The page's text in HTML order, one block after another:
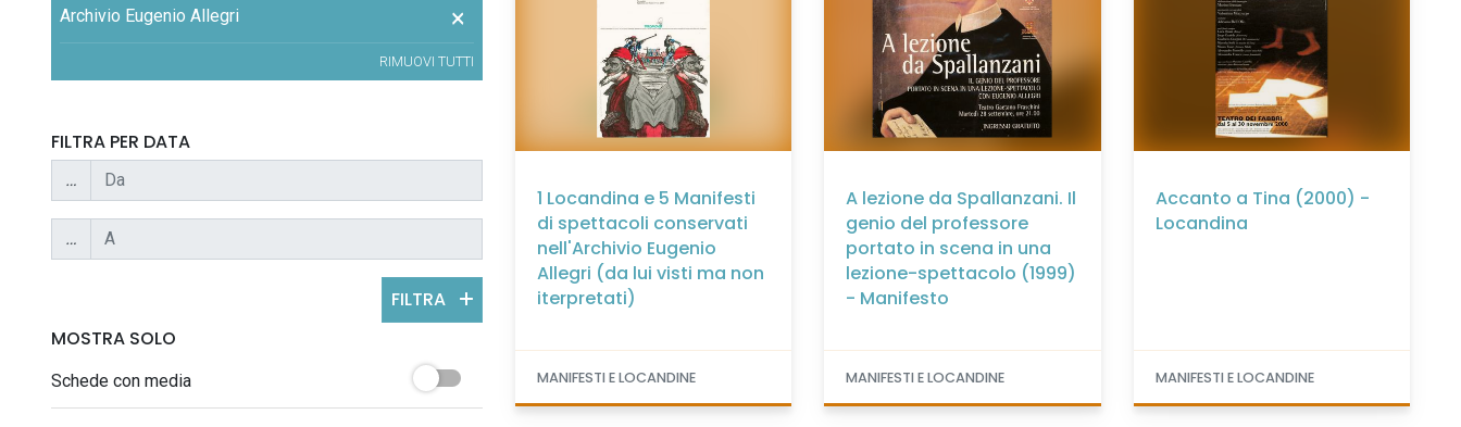
Archivio Eugenio Allegri ×
RIMUOVI TUTTI
FILTRA PER DATA
…
…
FILTRA
MOSTRA SOLO
Schede con media
1 Locandina e 5 Manifesti
di spettacoli conservati
nell'Archivio Eugenio
Allegri (da lui visti ma non
iterpretati)
MANIFESTI E LOCANDINE
A lezione da Spallanzani. Il
genio del professore
portato in scena in una
lezione-spettacolo (1999)
- Manifesto
MANIFESTI E LOCANDINE
Accanto a Tina (2000) -
Locandina
MANIFESTI E LOCANDINE